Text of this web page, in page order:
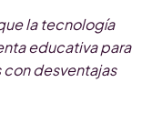
la tecnología
educativa para
desventajas